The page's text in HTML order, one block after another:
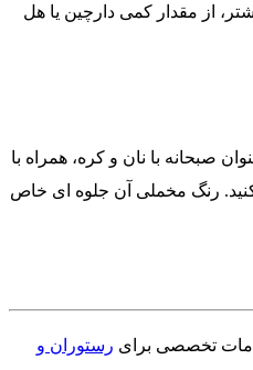
از مقدار کمی دارچین یا هل
صبحانه با نان و کره، همراه با
رنگ مخملی آن جلوه ای خاص
خدمات تخصصی برای رستوران و